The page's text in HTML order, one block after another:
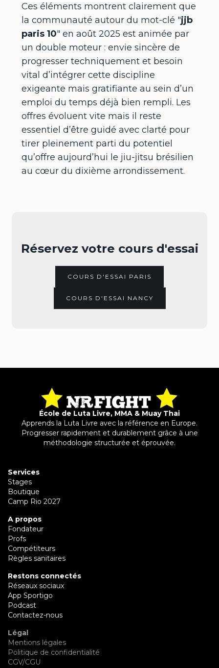
Ces éléments montrent clairement que
la communauté autour du mot-clé "jjb
paris 10" en août 2025 est animée par
un double moteur : envie sincère de
progresser techniquement et besoin
vital d’intégrer cette discipline
exigeante mais gratifiante au sein d’un
emploi du temps déjà bien rempli. Les
offres évoluent vite mais il reste
essentiel d’être guidé avec clarté pour
tirer pleinement parti du potentiel
qu’offre aujourd’hui le jiu-jitsu brésilien
au cœur du dixième arrondissement.
Réservez votre cours d'essai
COURS D'ESSAI PARIS
COURS D'ESSAI NANCY
École de Luta Livre, MMA & Muay Thai
Apprends la Luta Livre avec la référence en Europe.
Progresser rapidement et durablement grâce à une
méthodologie structurée et éprouvée.
Services
Stages
Boutique
Camp Rio 2027
A propos
Fondateur
Profs
Compétiteurs
Règles sanitaires
Restons connectés
Réseaux sociaux
App Sportigo
Podcast
Contactez-nous
Légal
Mentions légales
Politique de confidentialité
CGV/CGU